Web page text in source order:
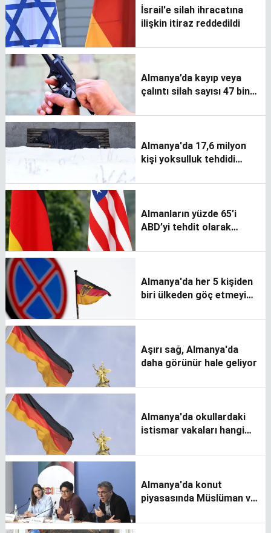
İsrail'e silah ihracatına
ilişkin itiraz reddedildi
Almanya’da kayıp veya
çalıntı silah sayısı 47 bin
Almanya'da 17,6 milyon
kişi yoksulluk tehdidi
Almanların yüzde 65’i
ABD’yi tehdit olarak
Almanya'da her 5 kişiden
biri ülkeden göç etmeyi
Aşırı sağ, Almanya'da
daha görünür hale geliyor
Almanya'da okullardaki
istismar vakaları hangi
Almanya'da konut
piyasasında Müslüman ve
sistematik ayrımcılık